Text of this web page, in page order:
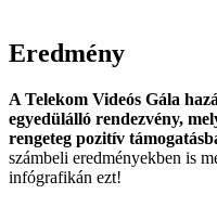
Eredmény
A Telekom Videós Gála
egyedülálló rendezvény,
rengeteg pozitív
számbeli eredményekben is
infógrafikán ezt!